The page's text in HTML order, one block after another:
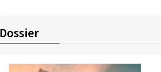
Dossier